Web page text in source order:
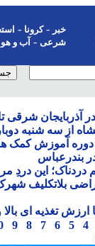
-کرونا-استخدام
شرعی-آب و هوا-
شرقی تا
از سه شنبه دوباره
آموزش کمک های
این دردِ
بلاتکلیف شهرک
تغذیه ای بالا و
5
6
7
8
9
10